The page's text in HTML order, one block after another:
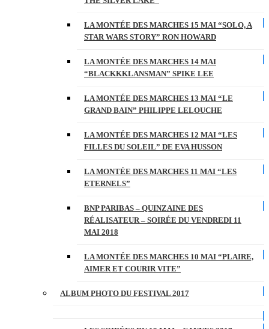
LA MONTÉE DES MARCHES 15 MAI “SOLO, A
STAR WARS STORY” RON HOWARD
LA MONTÉE DES MARCHES 14 MAI
“BLACKKKLANSMAN” SPIKE LEE
LA MONTÉE DES MARCHES 13 MAI “LE
GRAND BAIN” PHILIPPE LELOUCHE
LA MONTÉE DES MARCHES 12 MAI “LES
FILLES DU SOLEIL” DE EVA HUSSON
LA MONTÉE DES MARCHES 11 MAI “LES
ETERNELS”
BNP PARIBAS – QUINZAINE DES
RÉALISATEUR – SOIRÉE DU VENDREDI 11
MAI 2018
LA MONTÉE DES MARCHES 10 MAI “PLAIRE,
AIMER ET COURIR VITE”
ALBUM PHOTO DU FESTIVAL 2017